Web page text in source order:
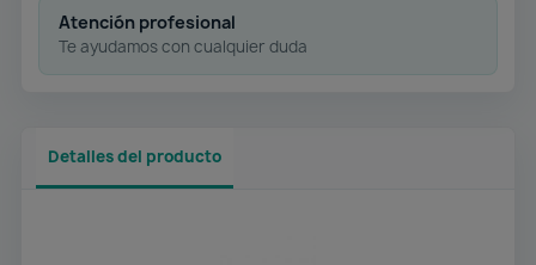
Atención profesional
Te ayudamos con cualquier duda
Detalles del producto